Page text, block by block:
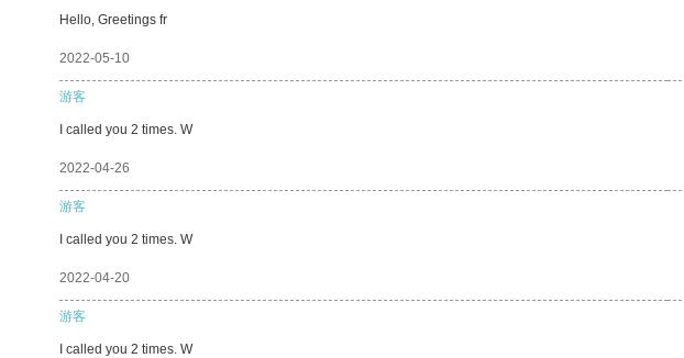
Hello, Greetings fr
2022-05-10
游客
I called you 2 times. W
2022-04-26
游客
I called you 2 times. W
2022-04-20
游客
I called you 2 times. W